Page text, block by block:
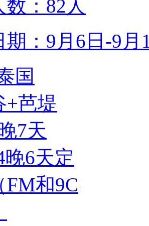
数：82人
期：9月6日-9月